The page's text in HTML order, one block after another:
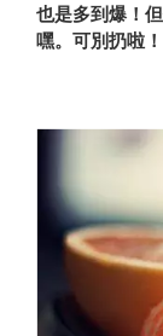
也是多到爆！
嘿。可別扔啦！